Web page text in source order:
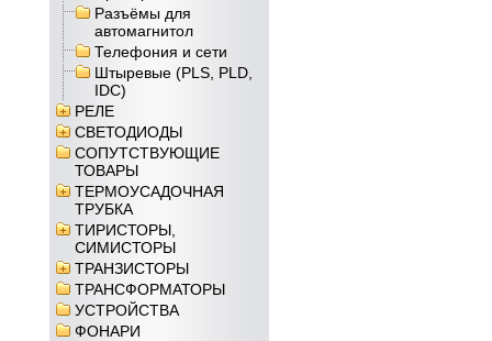
Разъёмы для
автомагнитол
Телефония и сети
Штыревые (PLS, PLD,
IDC)
РЕЛЕ
СВЕТОДИОДЫ
СОПУТСТВУЮЩИЕ
ТОВАРЫ
ТЕРМОУСАДОЧНАЯ
ТРУБКА
ТИРИСТОРЫ,
СИМИСТОРЫ
ТРАНЗИСТОРЫ
ТРАНСФОРМАТОРЫ
УСТРОЙСТВА
ФОНАРИ